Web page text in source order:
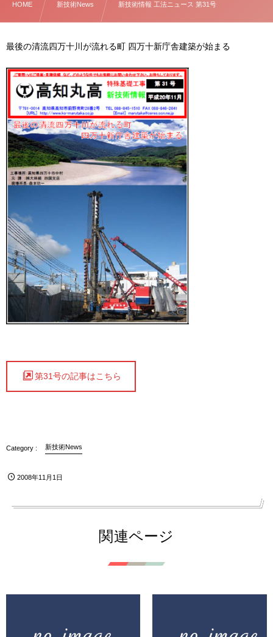
HOME 新技術News 新技術情報 工法ニュース 第31号
最後の清流四万十川が流れる町 四万十新庁舎建築が始まる
第31号の記事はこちら
新技術News
2008年11月1日
関連ページ